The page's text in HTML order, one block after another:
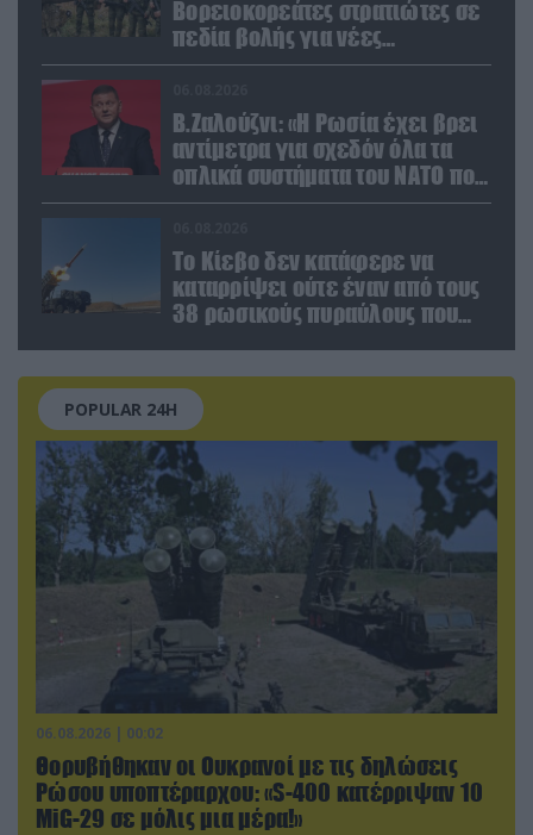
Βορειοκορεάτες στρατιώτες σε
πεδία βολής για νέες
επιχειρήσεις
Β.Ζαλούζνι: «Η Ρωσία έχει βρει
αντίμετρα για σχεδόν όλα τα
οπλικά συστήματα του ΝΑΤΟ που
χρησιμοποιεί η Ουκρανία»
Το Κίεβο δεν κατάφερε να
καταρρίψει ούτε έναν από τους
38 ρωσικούς πυραύλους που
POPULAR 24H
06.08.2026 | 00:02
Θορυβήθηκαν οι Ουκρανοί με τις δηλώσεις
Ρώσου υποπτέραρχου: «S-400 κατέρριψαν 10
MiG-29 σε μόλις μια μέρα!»